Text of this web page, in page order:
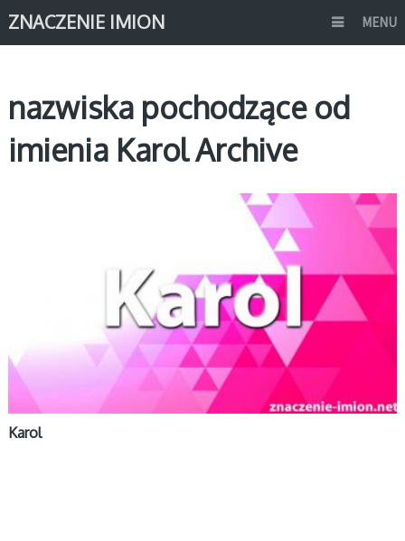
ZNACZENIE IMION MENU
nazwiska pochodzące od
imienia Karol Archive
Karol